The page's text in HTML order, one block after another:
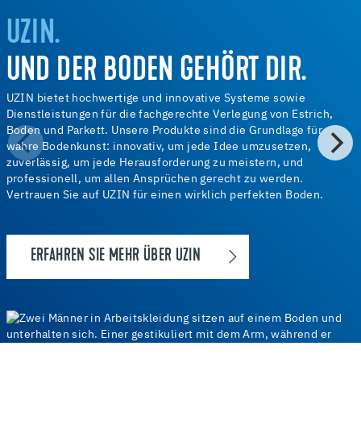
UZIN.
UND DER BODEN GEHÖRT DIR.
UZIN bietet hochwertige und innovative Systeme sowie
Dienstleistungen für die fachgerechte Verlegung von Estrich,
Boden und Parkett. Unsere Produkte sind die Grundlage für
wahre Bodenkunst: innovativ, um jede Idee umzusetzen,
zuverlässig, um jede Herausforderung zu meistern, und
professionell, um allen Ansprüchen gerecht zu werden.
Vertrauen Sie auf UZIN für einen wirklich perfekten Boden.
ERFAHREN SIE MEHR ÜBER UZIN